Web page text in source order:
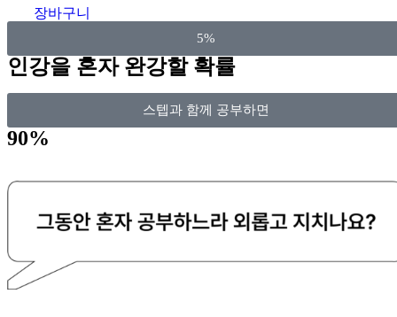
장바구니
5%
인강을 혼자 완강할 확률
스텝과 함께 공부하면
90%